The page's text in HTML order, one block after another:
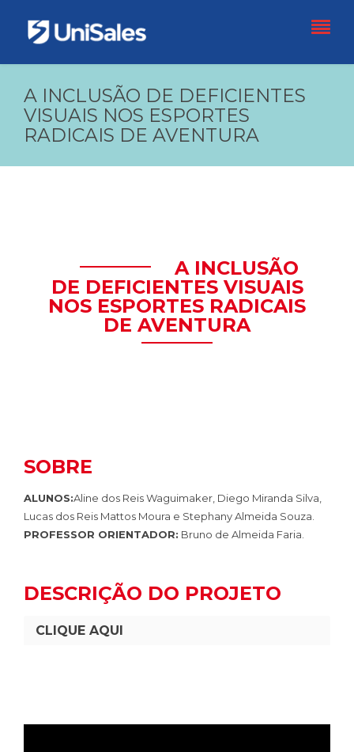
A INCLUSÃO DE DEFICIENTES
VISUAIS NOS ESPORTES
RADICAIS DE AVENTURA
A INCLUSÃO
DE DEFICIENTES VISUAIS
NOS ESPORTES RADICAIS
DE AVENTURA
SOBRE
ALUNOS:Aline dos Reis Waguimaker, Diego Miranda Silva,
Lucas dos Reis Mattos Moura e Stephany Almeida Souza.
PROFESSOR ORIENTADOR: Bruno de Almeida Faria.
DESCRIÇÃO DO PROJETO
CLIQUE AQUI